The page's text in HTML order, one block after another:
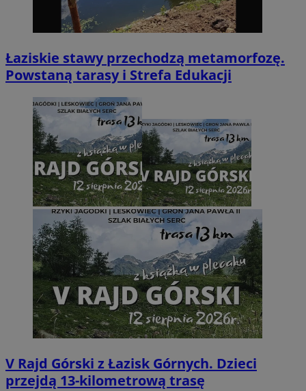
Łaziskie stawy przechodzą metamorfozę.
Powstaną tarasy i Strefa Edukacji
V Rajd Górski z Łazisk Górnych. Dzieci
przejdą 13-kilometrową trasę